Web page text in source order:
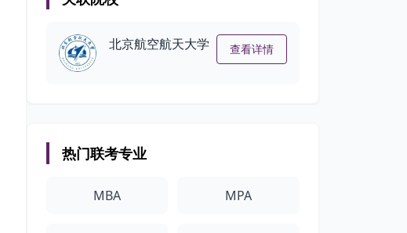
北京航空航天大学 查看详情
热门联考专业
MBA MPA